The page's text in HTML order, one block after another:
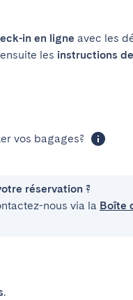
in en ligne avec les
les instructions
vos bagages?
réservation ?
nous via la Boîte
.